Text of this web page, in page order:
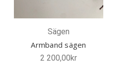
Sägen
Armband sägen
2 200,00kr